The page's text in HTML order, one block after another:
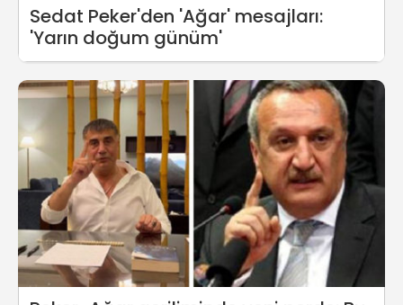
Sedat Peker'den 'Ağar' mesajları:
'Yarın doğum günüm'